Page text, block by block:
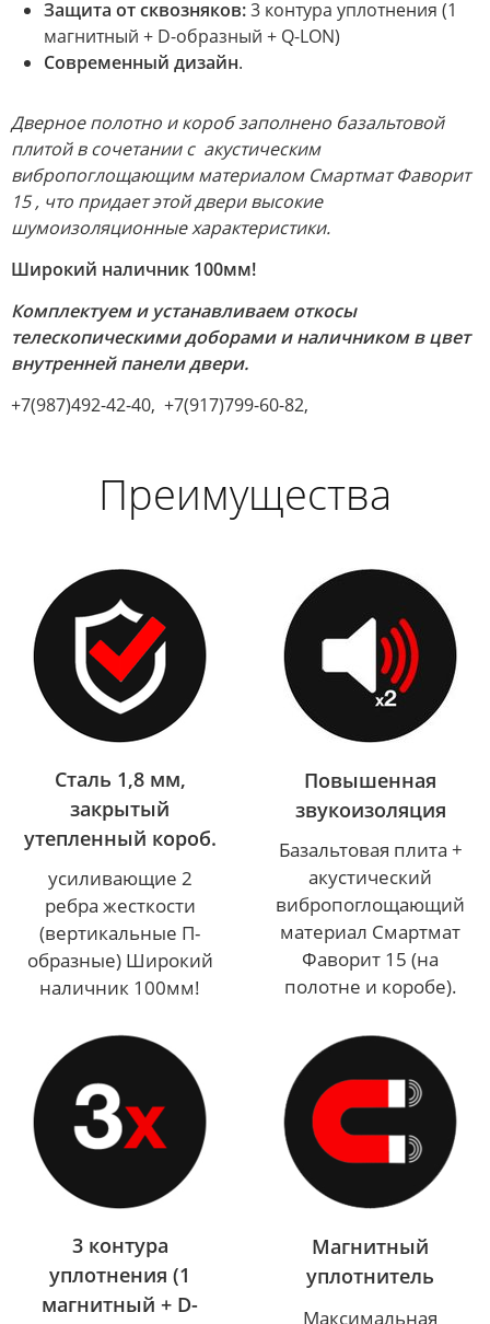
Защита от сквозняков:3 контура уплотнения (1
магнитный + D-образный + Q-LON)
Современный дизайн.
Дверное полотно и короб заполнено базальтовой
плитой в сочетании с акустическим
вибропоглощающим материалом Смартмат Фаворит
15 , что придает этой двери высокие
шумоизоляционные характеристики.
Широкий наличник 100мм!
Комплектуем и устанавливаем откосы
телескопическими доборами и наличником в цвет
внутренней панели двери.
+7(987)492-42-40, +7(917)799-60-82,
Преимущества
Сталь 1,8 мм,
закрытый
утепленный короб.
усиливающие 2
ребра жесткости
(вертикальные П-
образные) Широкий
наличник 100мм!
Повышенная
звукоизоляция
Базальтовая плита +
акустический
вибропоглощающий
материал Смартмат
Фаворит 15 (на
полотне и коробе).
3 контура
уплотнения (1
магнитный + D-
Магнитный
уплотнитель
Максимальная